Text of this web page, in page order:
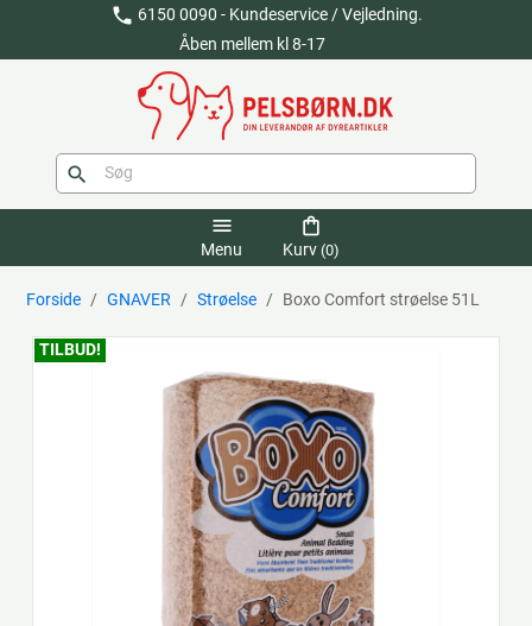
phone 6150 0090 - Kundeservice / Vejledning.
Åben mellem kl 8-17
search
menu
Menu
shopping_bag
Kurv (0)
Forside GNAVER Strøelse Boxo Comfort strøelse 51L
TILBUD!